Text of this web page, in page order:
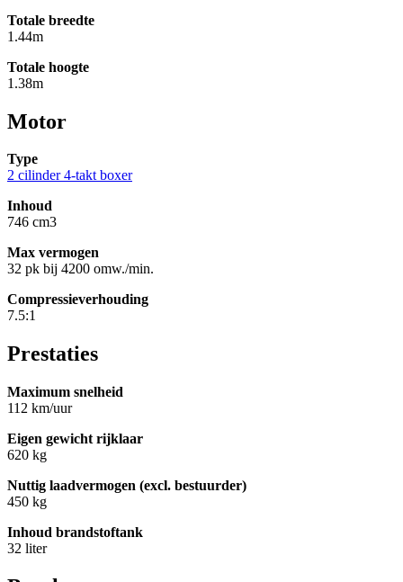
Totale breedte
1.44m
Totale hoogte
1.38m
Motor
Type
2 cilinder 4-takt boxer
Inhoud
746 cm3
Max vermogen
32 pk bij 4200 omw./min.
Compressieverhouding
7.5:1
Prestaties
Maximum snelheid
112 km/uur
Eigen gewicht rijklaar
620 kg
Nuttig laadvermogen (excl. bestuurder)
450 kg
Inhoud brandstoftank
32 liter